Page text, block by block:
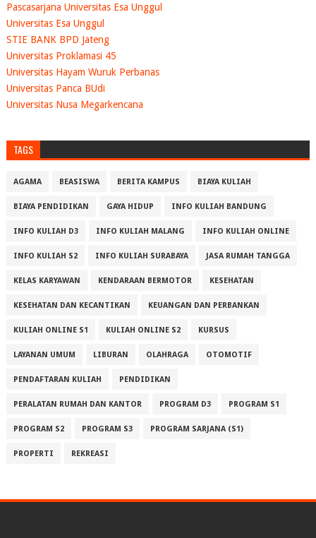
Pascasarjana Universitas Esa Unggul
Universitas Esa Unggul
STIE BANK BPD Jateng
Universitas Proklamasi 45
Universitas Hayam Wuruk Perbanas
Universitas Panca BUdi
Universitas Nusa Megarkencana
TAGS
AGAMA BEASISWA BERITA KAMPUS BIAYA KULIAH
BIAYA PENDIDIKAN GAYA HIDUP INFO KULIAH BANDUNG
INFO KULIAH D3 INFO KULIAH MALANG INFO KULIAH ONLINE
INFO KULIAH S2 INFO KULIAH SURABAYA JASA RUMAH TANGGA
KELAS KARYAWAN KENDARAAN BERMOTOR KESEHATAN
KESEHATAN DAN KECANTIKAN KEUANGAN DAN PERBANKAN
KULIAH ONLINE S1 KULIAH ONLINE S2 KURSUS
LAYANAN UMUM LIBURAN OLAHRAGA OTOMOTIF
PENDAFTARAN KULIAH PENDIDIKAN
PERALATAN RUMAH DAN KANTOR PROGRAM D3 PROGRAM S1
PROGRAM S2 PROGRAM S3 PROGRAM SARJANA (S1)
PROPERTI REKREASI